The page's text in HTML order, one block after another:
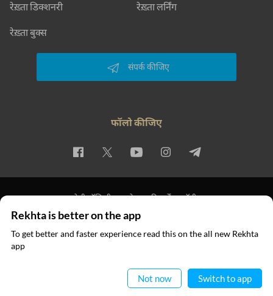
रेख़्ता डिक्शनरी रेख़्ता लर्निंग
रेख़्ता बुक्स
संपर्क कीजिए
फॉलो कीजिए
प्राइवेसी पॉलिसी इस्तेमाल की शर्तें कॉपीराइट
© 2026 Rekhta™ Foundation. All rights reserved.
Rekhta is better on the app
To get better and faster experience read this on the all new Rekhta
app
Not now Switch to app